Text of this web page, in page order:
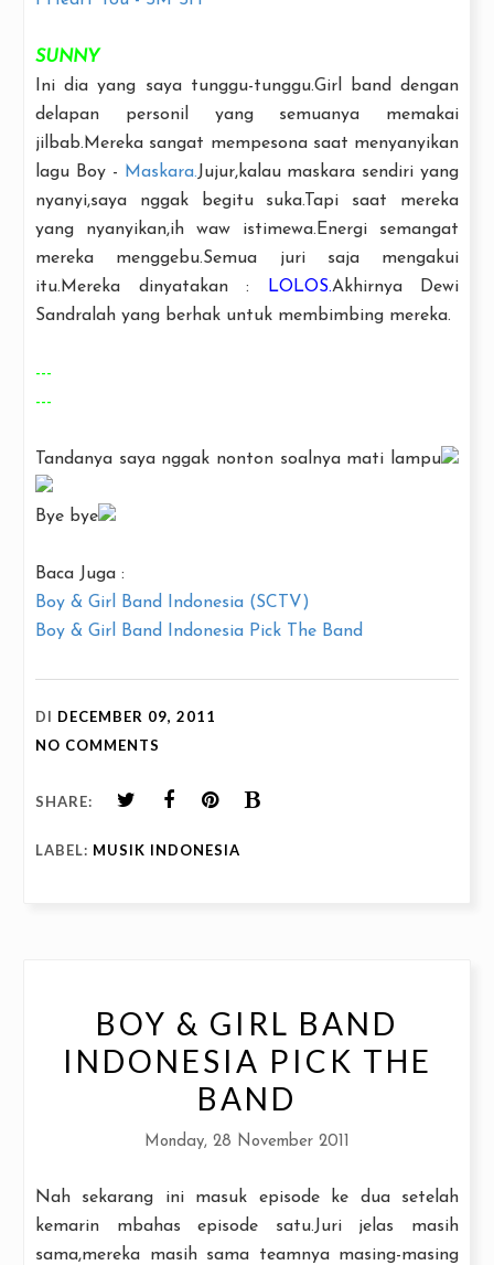
SUNNY
Ini dia yang saya tunggu-tunggu.Girl band dengan
delapan personil yang semuanya memakai
jilbab.Mereka sangat mempesona saat menyanyikan
lagu Boy -
Maskara.Jujur,kalau maskara sendiri yang
nyanyi,saya nggak begitu suka.Tapi saat mereka
yang nyanyikan,ih waw istimewa.Energi semangat
mereka menggebu.Semua juri saja mengakui
itu. Mereka dinyatakan : LOLOS.Akhirnya Dewi
Sandralah yang berhak untuk membimbing mereka.
---
---
Tandanya saya nggak nonton soalnya mati lampu
Bye bye
Baca Juga :
Boy & Girl Band Indonesia (SCTV)
Boy & Girl Band Indonesia Pick The Band
DI DECEMBER 09, 2011
NO COMMENTS
SHARE:
LABEL: MUSIK INDONESIA
BOY & GIRL BAND
INDONESIA PICK THE
BAND
Monday, 28 November 2011
Nah sekarang ini masuk episode ke dua setelah
kemarin mbahas episode satu.Juri jelas masih
sama,mereka masih sama teamnya masing-masing